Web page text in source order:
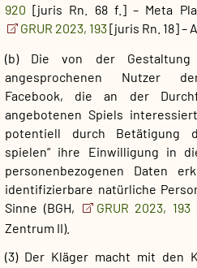
920 [juris Rn. 68 f.] – Meta
GRUR 2023, 193[juris Rn. 18] –
(b) Die von der Gestaltung
angesprochenen Nutzer
Facebook, die an der
angebotenen Spiels
potentiell durch Betätigung
spielen“ ihre Einwilligung in
personenbezogenen Daten
identifizierbare natürliche
Sinne (BGH,
GRUR 2023, 193
Zentrum II).
(3) Der Kläger macht mit den